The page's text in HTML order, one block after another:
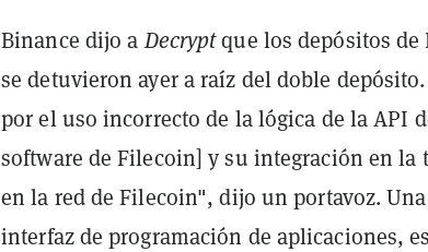
Binance dijo aDecryptque los depósitos
se detuvieron ayer a raíz del doble
por el uso incorrecto de la lógica de la API
software de Filecoin] y su integración en la
en la red de Filecoin", dijo un portavoz.
interfaz de programación de aplicaciones,